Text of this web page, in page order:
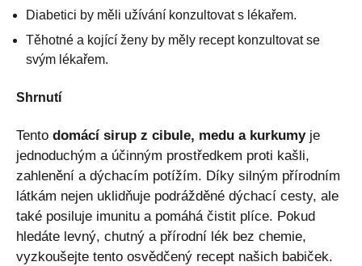
Diabetici by měli užívání konzultovat s lékařem.
Těhotné a kojící ženy by měly recept konzultovat se
svým lékařem.
Shrnutí
Tento domácí sirup z cibule, medu a kurkumyje
jednoduchým a účinným prostředkem proti kašli,
zahlenění a dýchacím potížím. Díky silným přírodním
látkám nejen uklidňuje podrážděné dýchací cesty, ale
také posiluje imunitu a pomáhá čistit plíce. Pokud
hledáte levný, chutný a přírodní lék bez chemie,
vyzkoušejte tento osvědčený recept našich babiček.